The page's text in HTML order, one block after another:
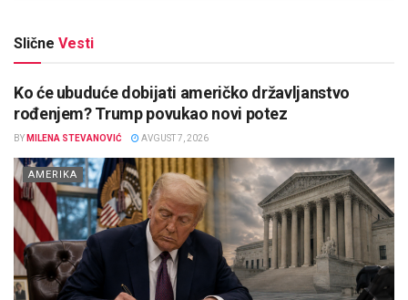
Slične Vesti
Ko će ubuduće dobijati američko državljanstvo
rođenjem? Trump povukao novi potez
BY MILENA STEVANOVIĆ AVGUST 7, 2026
AMERIKA